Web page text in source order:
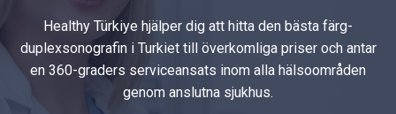
Healthy Türkiye hjälper dig att hitta den bästa färg-
duplexsonografin i Turkiet till överkomliga priser och antar
en 360-graders serviceansats inom alla hälsoområden
genom anslutna sjukhus.